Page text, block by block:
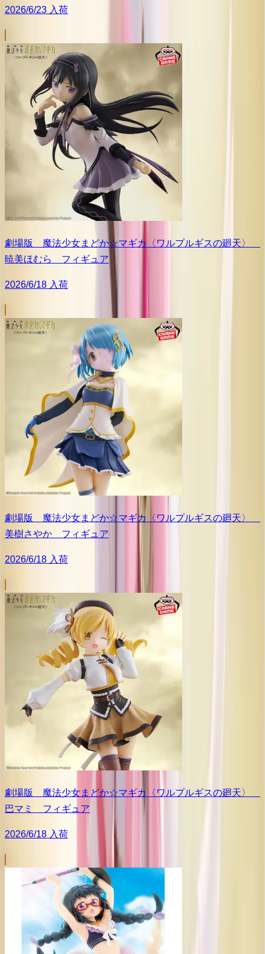
2026/6/23 入荷
劇場版 魔法少女まどか☆マギカ〈ワルプルギスの廻天〉
暁美ほむら フィギュア
2026/6/18 入荷
劇場版 魔法少女まどか☆マギカ〈ワルプルギスの廻天〉
美樹さやか フィギュア
2026/6/18 入荷
劇場版 魔法少女まどか☆マギカ〈ワルプルギスの廻天〉
巴マミ フィギュア
2026/6/18 入荷